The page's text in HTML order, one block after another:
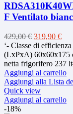
F Ventilato
429,00€ Il
prezzo
originale
era:
429,00 €.
319,90 €Il
è:
‘- Classe di
(LxPxA) 60x60x175
netta frigorifero 237
Aggiungi al carrello
Aggiungi alla Lista
Quick view
Aggiungi al carrello
-18%